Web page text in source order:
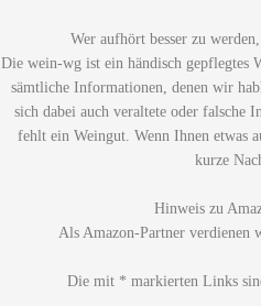
Wer aufhört besser zu
Die wein-wg ist ein händisch gepflegtes
sämtliche Informationen, denen wir
sich dabei auch veraltete oder falsche
fehlt ein Weingut. Wenn Ihnen etwas
kurze
Hinweis zu
Als Amazon-Partner verdienen
Die mit * markierten Links